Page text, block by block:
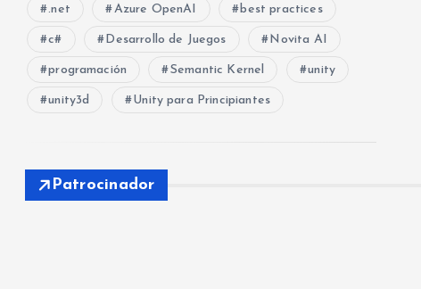
.net Azure OpenAI best practices
c# Desarrollo de Juegos Novita AI
programación Semantic Kernel unity
unity3d Unity para Principiantes
Patrocinador